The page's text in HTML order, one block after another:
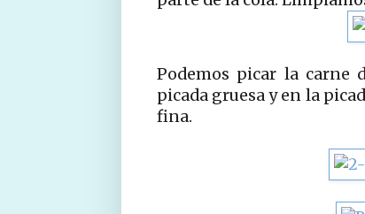
Podemos picar la carne
picada gruesa y en la
fina.